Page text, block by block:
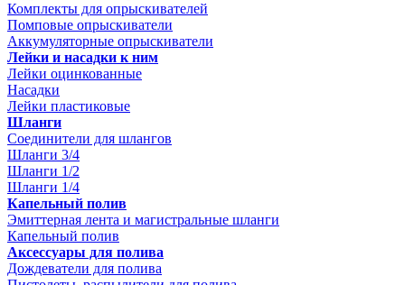
Комплекты для опрыскивателей
Помповые опрыскиватели
Аккумуляторные опрыскиватели
Лейки и насадки к ним
Лейки оцинкованные
Насадки
Лейки пластиковые
Шланги
Соединители для шлангов
Шланги 3/4
Шланги 1/2
Шланги 1/4
Капельный полив
Эмиттерная лента и магистральные шланги
Капельный полив
Аксессуары для полива
Дождеватели для полива